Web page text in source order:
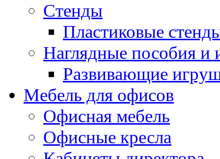
Стенды
Пластиковые
Наглядные пособия и
Развивающие
Мебель для офисов
Офисная мебель
Офисные кресла